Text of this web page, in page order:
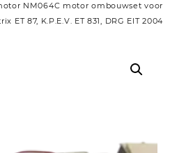
NM064C motor ombouwset voor
ET 87, K.P.E.V. ET 831, DRG ElT 2004